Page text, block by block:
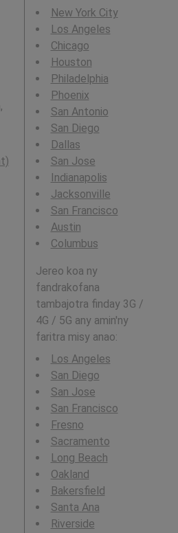
New York City
Los Angeles
Chicago
Houston
Philadelphia
Phoenix
San Antonio
San Diego
Dallas
San Jose
Indianapolis
Jacksonville
San Francisco
Austin
Columbus
Jereo koa ny
fandrakofana
tambajotra finday 3G /
4G / 5G any amin'ny
faritra misy anao:
Los Angeles
San Diego
San Jose
San Francisco
Fresno
Sacramento
Long Beach
Oakland
Bakersfield
Santa Ana
Riverside